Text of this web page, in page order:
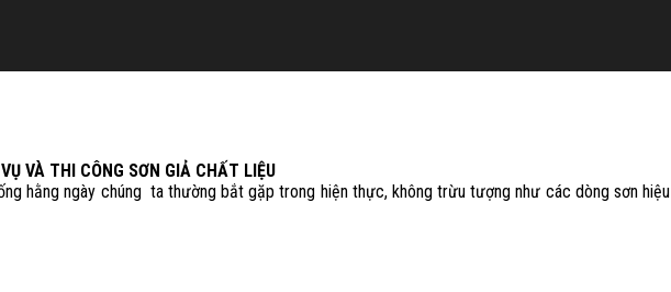
VÀ THI CÔNG SƠN GIẢ CHẤT LIỆU
hằng ngày chúng ta thường bắt gặp trong hiện thực, không trừu tượng như các dòng sơn hiệu